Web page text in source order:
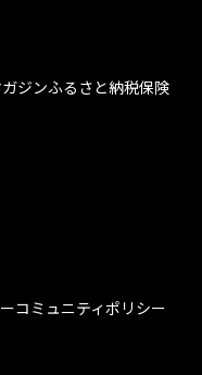
ジンふるさと納税保険
コミュニティポリシー